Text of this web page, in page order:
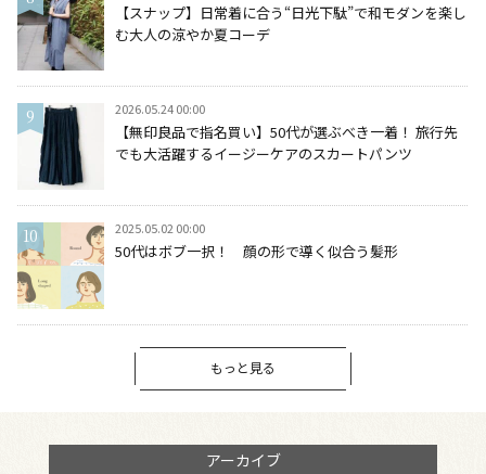
【スナップ】日常着に合う“日光下駄”で和モダンを楽し
む大人の涼やか夏コーデ
2026.05.24 00:00
【無印良品で指名買い】50代が選ぶべき一着！ 旅行先
でも大活躍するイージーケアのスカートパンツ
2025.05.02 00:00
50代はボブ一択！ 顔の形で導く似合う髪形
もっと見る
アーカイブ